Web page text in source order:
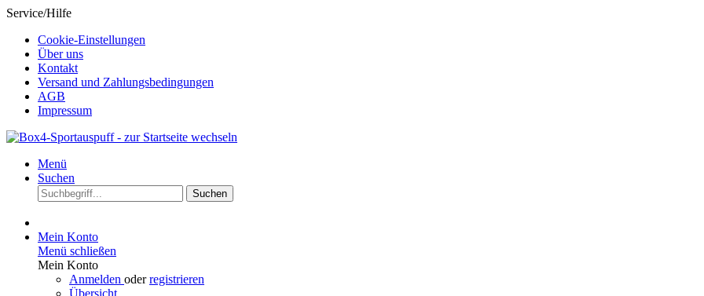
Service/Hilfe
Cookie-Einstellungen
Über uns
Kontakt
Versand und Zahlungsbedingungen
AGB
Impressum
Menü
Suchen
Suchen
Mein Konto
Menü schließen
Mein Konto
Anmelden oderregistrieren
Übersicht